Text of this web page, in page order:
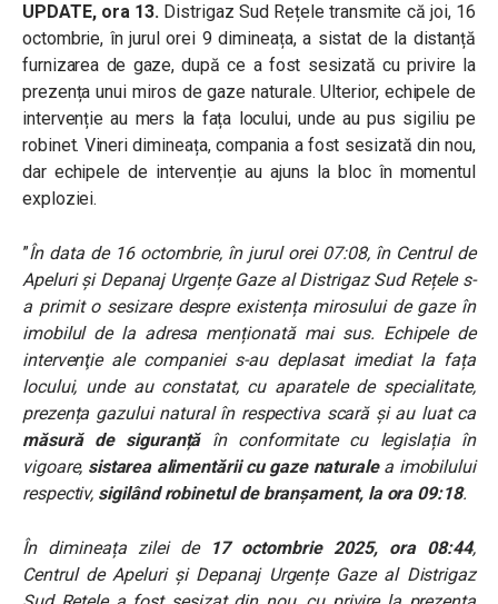
UPDATE, ora 13. Distrigaz Sud Rețele transmite că joi, 16
octombrie, în jurul orei 9 dimineața, a sistat de la distanță
furnizarea de gaze, după ce a fost sesizată cu privire la
prezența unui miros de gaze naturale. Ulterior, echipele de
intervenție au mers la fața locului, unde au pus sigiliu pe
robinet. Vineri dimineața, compania a fost sesizată din nou,
dar echipele de intervenție au ajuns la bloc în momentul
exploziei.
”În data de 16 octombrie, în jurul orei 07:08, în Centrul de
Apeluri și Depanaj Urgențe Gaze al Distrigaz Sud Rețele s-
a primit o sesizare despre existența mirosului de gaze în
imobilul de la adresa menționată mai sus. Echipele de
intervenţie ale companiei s-au deplasat imediat la fața
locului, unde au constatat, cu aparatele de specialitate,
prezența gazului natural în respectiva scară și au luat ca
măsură de siguranță în conformitate cu legislația în
vigoare, sistarea alimentării cu gaze naturalea imobilului
respectiv, sigilând robinetul de branșament, la ora 09:18.
În dimineața zilei de 17 octombrie 2025, ora 08:44,
Centrul de Apeluri și Depanaj Urgențe Gaze al Distrigaz